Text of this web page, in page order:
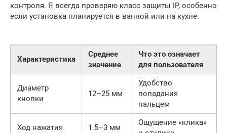
контроля. Я всегда проверяю класс защиты IP, особенно
если установка планируется в ванной или на кухне.
Характеристика
Среднее
значение
Что это означает
для пользователя
Диаметр
кнопки
12–25 мм
Удобство
попадания
пальцем
Ход нажатия 1.5–3 мм
Ощущение «клика»